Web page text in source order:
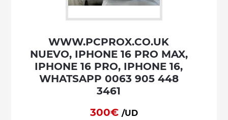
WWW.PCPROX.CO.UK
NUEVO, IPHONE 16 PRO MAX,
IPHONE 16 PRO, IPHONE 16,
WHATSAPP 0063 905 448
3461
300€ /UD